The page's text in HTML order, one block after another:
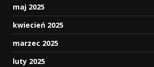
maj 2025
kwiecień 2025
marzec 2025
luty 2025